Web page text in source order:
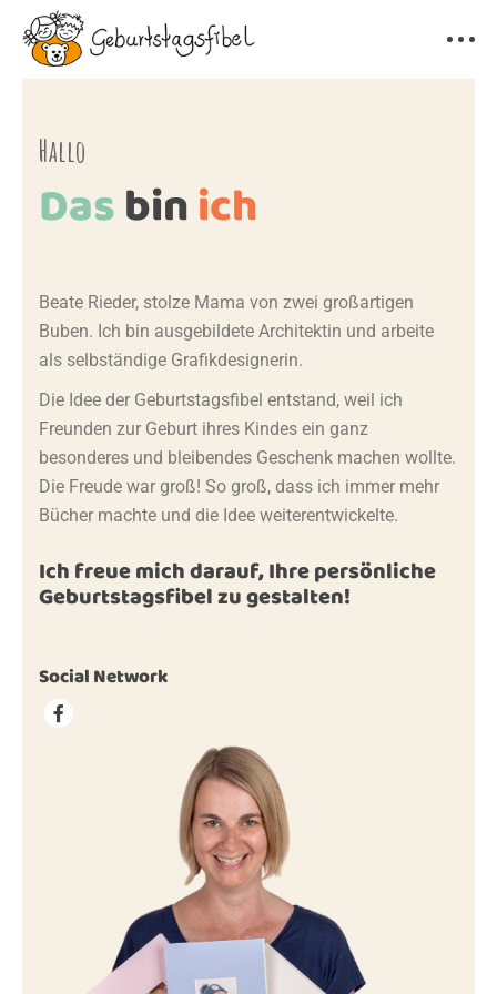
Hallo
Dasbinich
Beate Rieder, stolze Mama von zwei großartigen
Buben. Ich bin ausgebildete Architektin und arbeite
als selbständige Grafikdesignerin.
Die Idee der Geburtstagsfibel entstand, weil ich
Freunden zur Geburt ihres Kindes ein ganz
besonderes und bleibendes Geschenk machen wollte.
Die Freude war groß! So groß, dass ich immer mehr
Bücher machte und die Idee weiterentwickelte.
Ich freue mich darauf, Ihre persönliche
Geburtstagsfibel zu gestalten!
Social Network